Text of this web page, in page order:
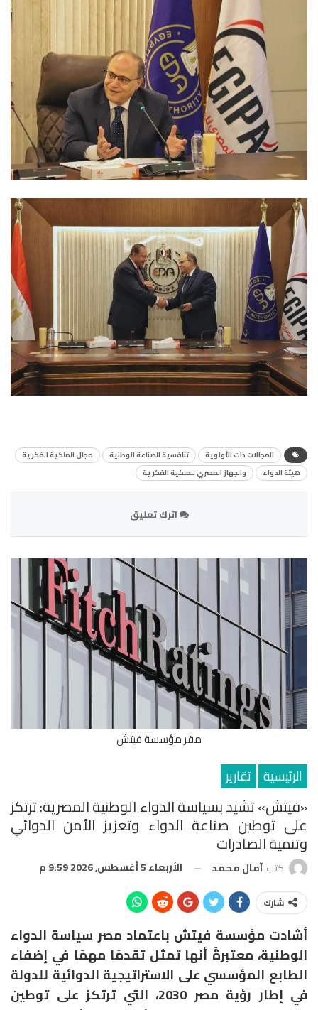
المجالات ذات الأولوية تنافسية الصناعة الوطنية
مجال الملكية الفكرية
هيئة الدواء
والجهاز المصري للملكية الفكرية
اترك تعليق
مقر مؤسسة فيتش
الرئيسية تقارير
«فيتش» تشيد بسياسة الدواء الوطنية المصرية: ترتكز
على توطين صناعة الدواء وتعزيز الأمن الدوائي
وتنمية الصادرات
كتب آمال محمد الأربعاء 5 أغسطس, 2026 9:59 م
شارك
أشادت مؤسسة فيتش باعتماد مصر سياسة الدواء
الوطنية، معتبرةً أنها تمثل تقدمًا مهمًا في إضفاء
الطابع المؤسسي على الاستراتيجية الدوائية للدولة
في إطار رؤية مصر 2030، التي ترتكز على توطين